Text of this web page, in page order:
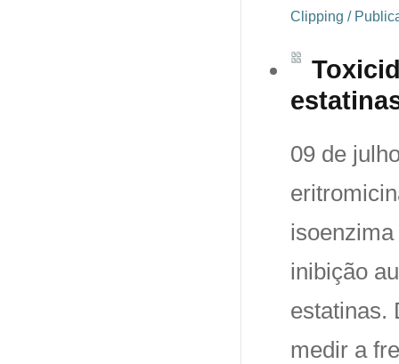
Clipping /
09 de
inibição
estatinas.
medir a